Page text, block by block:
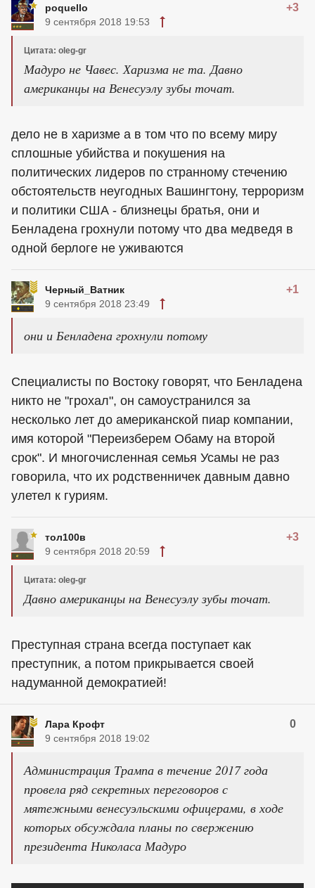
poquello +3
9 сентября 2018 19:53
Цитата: oleg-gr
Мадуро не Чавес. Харизма не та. Давно
американцы на Венесуэлу зубы точат.
дело не в харизме а в том что по всему миру
сплошные убийства и покушения на
политических лидеров по странному стечению
обстоятельств неугодных Вашингтону, терроризм
и политики США - близнецы братья, они и
Бенладена грохнули потому что два медведя в
одной берлоге не уживаются
Черный_Ватник +1
9 сентября 2018 23:49
они и Бенладена грохнули потому
Специалисты по Востоку говорят, что Бенладена
никто не "грохал", он самоустранился за
несколько лет до американской пиар компании,
имя которой "Переизберем Обаму на второй
срок". И многочисленная семья Усамы не раз
говорила, что их родственничек давным давно
улетел к гуриям.
тол100в +3
9 сентября 2018 20:59
Цитата: oleg-gr
Давно американцы на Венесуэлу зубы точат.
Преступная страна всегда поступает как
преступник, а потом прикрывается своей
надуманной демократией!
Лара Крофт 0
9 сентября 2018 19:02
Администрация Трампа в течение 2017 года
провела ряд секретных переговоров с
мятежными венесуэльскими офицерами, в ходе
которых обсуждала планы по свержению
президента Николаса Мадуро